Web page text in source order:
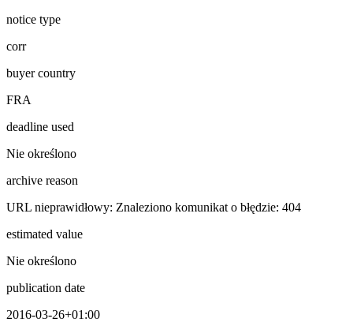
notice type
corr
buyer country
FRA
deadline used
Nie określono
archive reason
URL nieprawidłowy: Znaleziono komunikat o błędzie: 404
estimated value
Nie określono
publication date
2016-03-26+01:00